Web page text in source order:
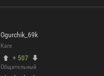
Ogurchik_69k
Каге
+ 507
Общительный